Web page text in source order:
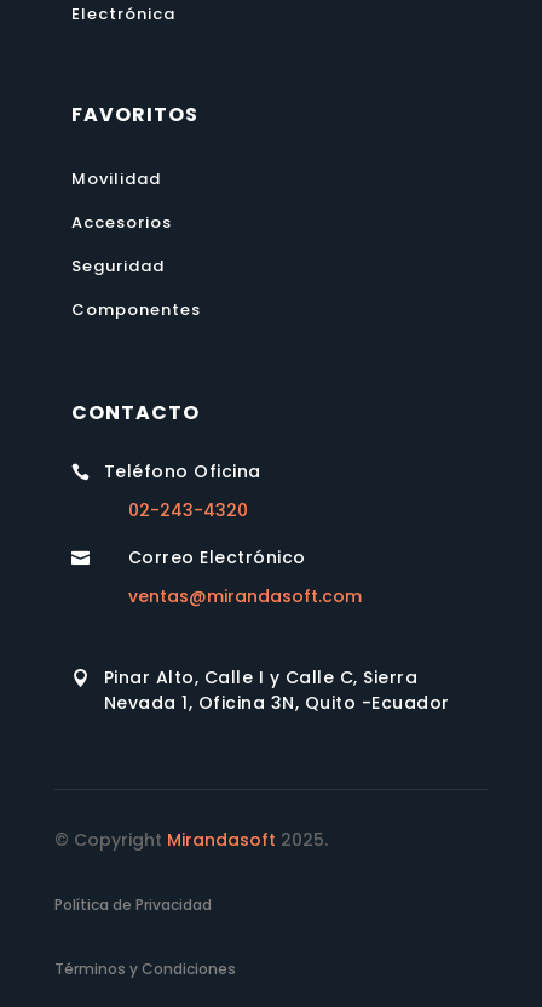
Electrónica
FAVORITOS
Movilidad
Accesorios
Seguridad
Componentes
CONTACTO

Teléfono Oficina
02-243-4320

Correo Electrónico
ventas@mirandasoft.com

Pinar Alto, Calle I y Calle C, Sierra
Nevada 1, Oficina 3N, Quito -Ecuador
© Copyright Mirandasoft 2025.
Política de Privacidad
Términos y Condiciones